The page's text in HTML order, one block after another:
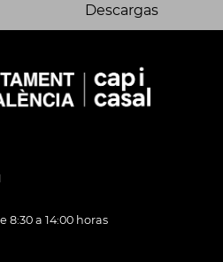
Descargas
8:30 a 14:00 horas